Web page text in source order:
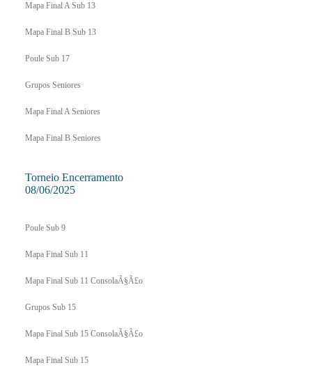
Mapa Final A Sub 13
Mapa Final B Sub 13
Poule Sub 17
Grupos Seniores
Mapa Final A Seniores
Mapa Final B Seniores
Torneio Encerramento
08/06/2025
Poule Sub 9
Mapa Final Sub 11
Mapa Final Sub 11 ConsolaÃ§Ã£o
Grupos Sub 15
Mapa Final Sub 15 ConsolaÃ§Ã£o
Mapa Final Sub 15